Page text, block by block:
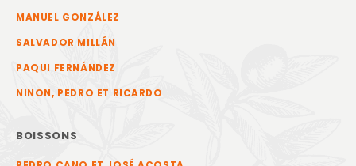
MANUEL GONZÁLEZ
SALVADOR MILLÁN
PAQUI FERNÁNDEZ
NINON, PEDRO ET RICARDO
BOISSONS